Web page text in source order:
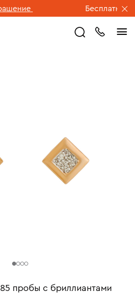
Бесплатная
пробы с бриллиантами